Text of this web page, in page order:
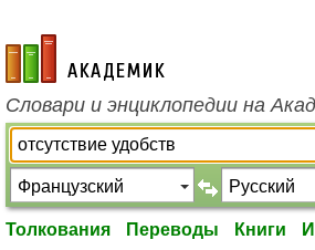
academic.ru
Словари и энциклопедии на
Толкования Переводы Книги